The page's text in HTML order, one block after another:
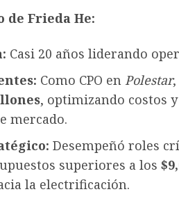
de Frieda He:
Casi 20 años liderando
Como CPO en Polestar
, optimizando costos
mercado.
Desempeñó roles
superiores a los
la electrificación.